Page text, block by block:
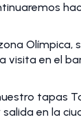
Olímpica,
visita en el
tapas
en la